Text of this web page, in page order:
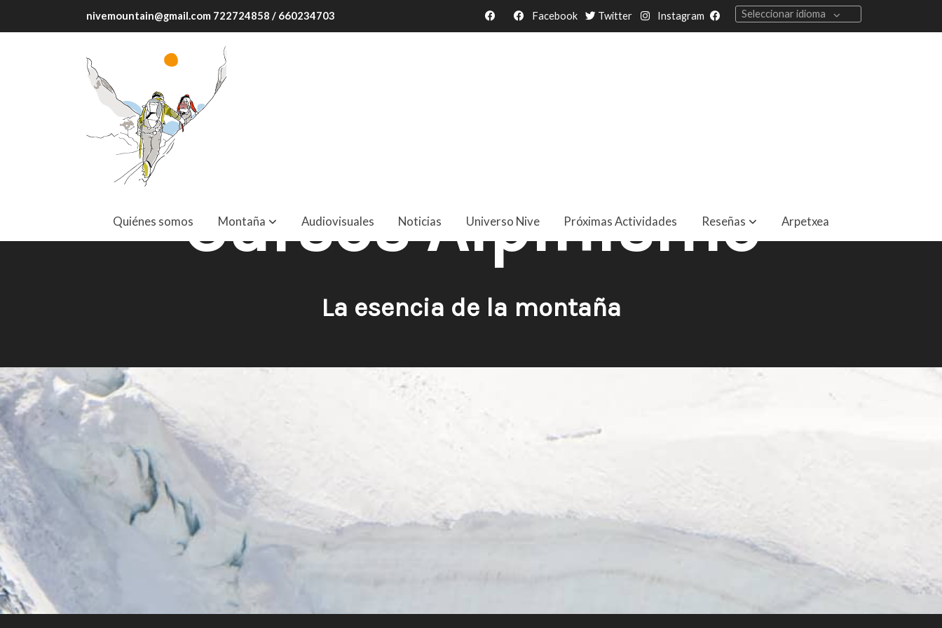
nivemountain@gmail.com 722724858 / 660234703 Facebook Twitter Instagram Seleccionar idioma
Quiénes somos Montaña Audiovisuales Noticias Universo Nive Próximas Actividades Reseñas Arpetxea
Cursos Alpinismo
La esencia de la montaña